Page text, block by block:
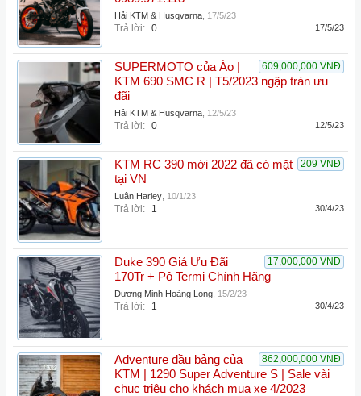
Hải KTM & Husqvarna 17/5/23
Trả lời: 0 17/5/23
609,000,000 VNĐ
SUPERMOTO của Áo |
KTM 690 SMC R | T5/2023 ngập tràn ưu
đãi
Hải KTM & Husqvarna 12/5/23
Trả lời: 0 12/5/23
209 VNĐ
KTM RC 390 mới 2022 đã có mặt
tại VN
Luân Harley 10/1/23
Trả lời: 1 30/4/23
17,000,000 VNĐ
Duke 390 Giá Ưu Đãi
170Tr + Pô Termi Chính Hãng
Dương Minh Hoàng Long 15/2/23
Trả lời: 1 30/4/23
862,000,000 VNĐ
Adventure đầu bảng của
KTM | 1290 Super Adventure S | Sale vài
chục triệu cho khách mua xe 4/2023